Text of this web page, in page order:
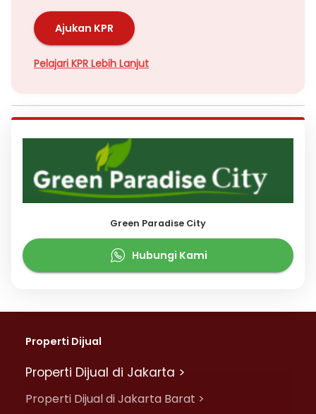
Ajukan KPR
Pelajari KPR Lebih Lanjut
Green Paradise City
Hubungi Kami
Properti Dijual
Properti Dijual di Jakarta >
Properti Dijual di Jakarta Barat >